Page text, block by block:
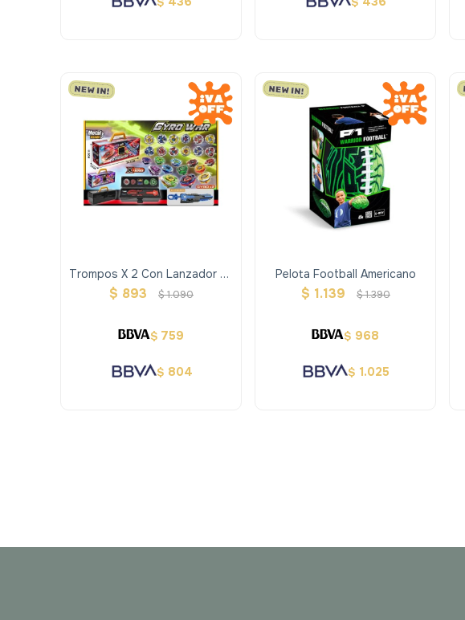
Trompos X 2 Con Lanzador En
Valija
$ 893 $1.090
$ 759
$ 804
Pelota Football Americano
$ 1.139 $1.390
$ 968
$ 1.025